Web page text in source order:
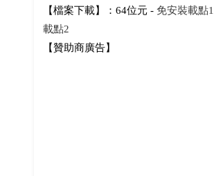
【檔案下載】：64位元 - 免安裝載點1
載點2
【贊助商廣告】